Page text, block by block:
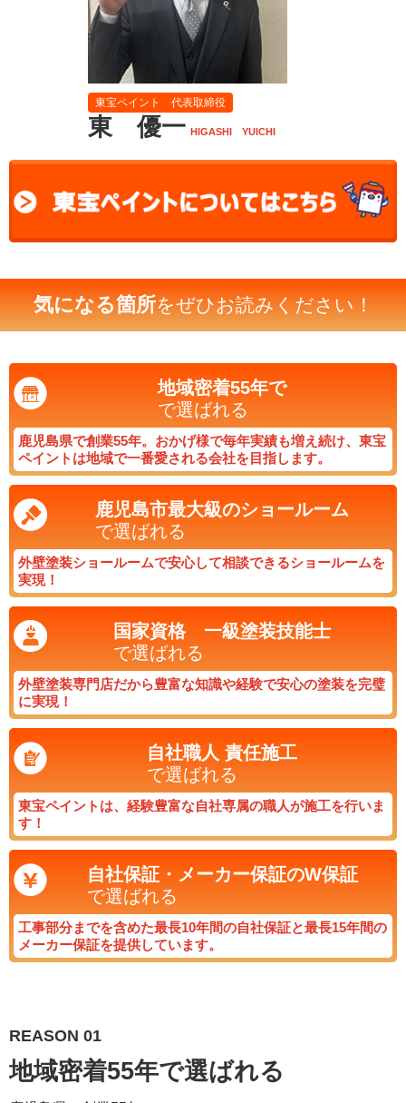
東宝ペイント 代表取締役
東 優一 HIGASHI YUICHI
気になる箇所をぜひお読みください！
地域密着55年で
で選ばれる
鹿児島県で創業55年。おかげ様で毎年実績も増え続け、東宝
ペイントは地域で一番愛される会社を目指します。
鹿児島市最大級のショールーム
で選ばれる
外壁塗装ショールームで安心して相談できるショールームを
実現！
国家資格 一級塗装技能士
で選ばれる
外壁塗装専門店だから豊富な知識や経験で安心の塗装を完璧
に実現！
自社職人 責任施工
で選ばれる
東宝ペイントは、経験豊富な自社専属の職人が施工を行いま
す！
自社保証・メーカー保証のW保証
で選ばれる
工事部分までを含めた最長10年間の自社保証と最長15年間の
メーカー保証を提供しています。
REASON 01
地域密着55年で選ばれる